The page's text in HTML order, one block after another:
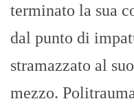
terminato la sua
dal punto di
stramazzato al
mezzo.